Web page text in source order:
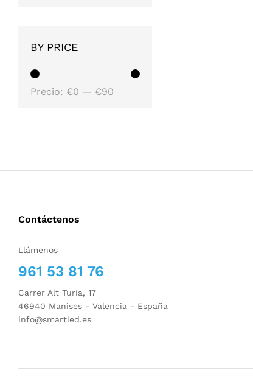
BY PRICE
Precio: €0 — €90
Contáctenos
Llámenos
961 53 81 76
Carrer Alt Turia, 17
46940 Manises - Valencia - España
info@smartled.es